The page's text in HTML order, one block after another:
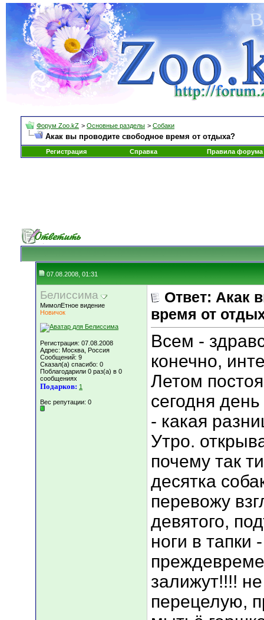
Форум Zoo.kZ > Основные разделы > Собаки
Акак вы проводите свободное время от отдыха?
Регистрация Справка Правила форума
07.08.2008, 01:31
Белиссима
МимолЕтное видение
Новичок
Регистрация: 07.08.2008
Адрес: Москва, Россия
Сообщений: 9
Сказал(а) спасибо: 0
Поблагодарили 0 раз(а) в 0
сообщениях
Подарков: 1
Вес репутации: 0
Ответ: Акак
время от
Всем -
конечно,
Летом
сегодня
- какая
Утро.
почему так
десятка
перевожу
девятого,
ноги в тапки
залижут!!!!
перецелую,